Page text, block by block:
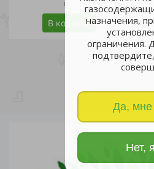
назначения,
ограничения.
Да, мне
Нет,
шт
В корзину